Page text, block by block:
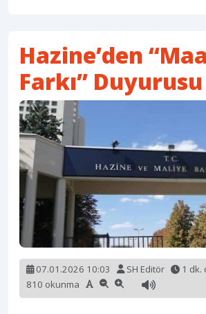
Hazine’den
Farkı” Duyurusu
07.01.2026 10:03 SH Editör
1 dk.
810 okunma